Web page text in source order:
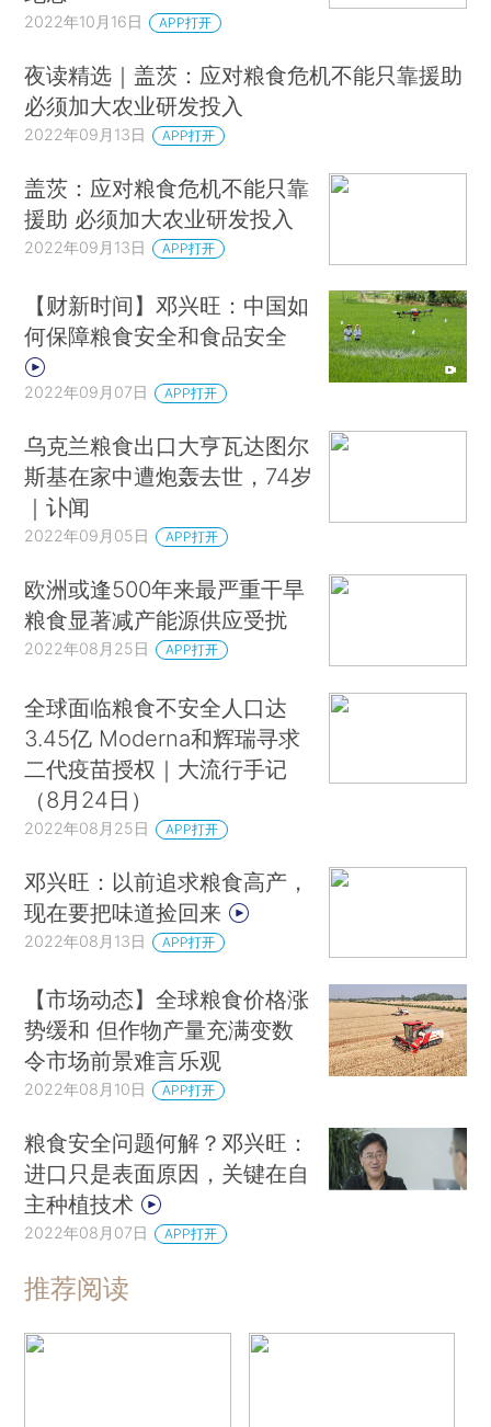
2022年10月16日 APP打开
夜读精选｜盖茨：应对粮食危机不能只靠援助
必须加大农业研发投入
2022年09月13日 APP打开
盖茨：应对粮食危机不能只靠
援助 必须加大农业研发投入
2022年09月13日 APP打开
【财新时间】邓兴旺：中国如
何保障粮食安全和食品安全
2022年09月07日 APP打开
乌克兰粮食出口大亨瓦达图尔
斯基在家中遭炮轰去世，74岁
｜讣闻
2022年09月05日 APP打开
欧洲或逢500年来最严重干旱
粮食显著减产能源供应受扰
2022年08月25日 APP打开
全球面临粮食不安全人口达
3.45亿 Moderna和辉瑞寻求
二代疫苗授权｜大流行手记
（8月24日）
2022年08月25日 APP打开
邓兴旺：以前追求粮食高产，
现在要把味道捡回来
2022年08月13日 APP打开
【市场动态】全球粮食价格涨
势缓和 但作物产量充满变数
令市场前景难言乐观
2022年08月10日 APP打开
粮食安全问题何解？邓兴旺：
进口只是表面原因，关键在自
主种植技术
2022年08月07日 APP打开
推荐阅读